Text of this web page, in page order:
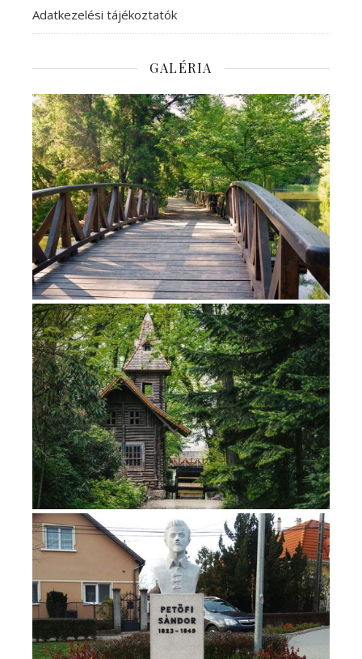
Adatkezelési tájékoztatók
GALÉRIA